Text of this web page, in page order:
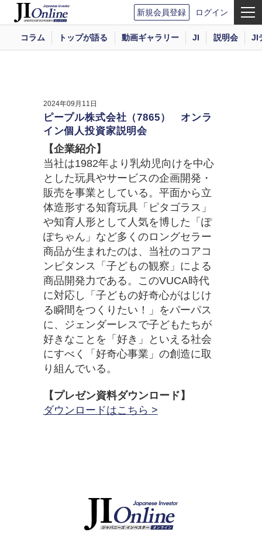
新規会員登録 ログイン
コラム トップが語る 動画ギャラリー JI 説明会 JI
2024年09月11日
ピープル株式会社（7865） オンラ
イン個人投資家説明会
【企業紹介】
当社は1982年より乳幼児向けを中心
とした玩具やサービスの企画開発・
販売を事業としている。平面から立
体造形する知育玩具「ピタゴラス」
や知育人形として人気を博した「ぽ
ぽちゃん」など多くのロングセラー
商品が生まれたのは、当社のコアコ
ンピタンス「子どもの観察」による
商品開発力である。このVUCA時代
に対応し「子どもの好奇心がはじけ
る瞬間をつくりたい！」をパーパス
に、ジェンダーレスで子どもたちが
好きなことを「好き」といえる社会
にすべく「好奇心事業」の創造に取
り組んでいる。
【プレゼン資料ダウンロード】
ダウンロードはこちら >